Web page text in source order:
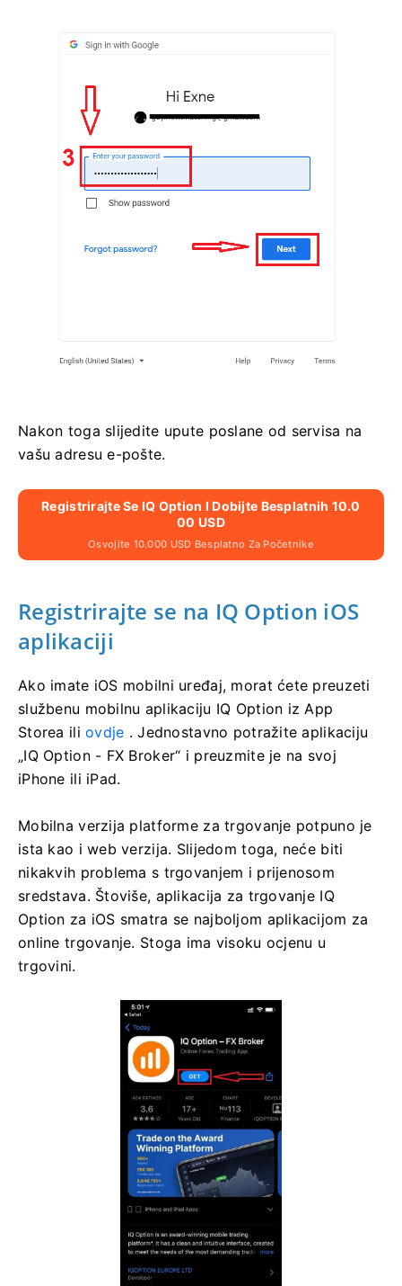
Nakon toga slijedite upute poslane od servisa na
vašu adresu e-pošte.
Registrirajte Se IQ Option I Dobijte Besplatnih 10.0
00 USD
Osvojite 10.000 USD Besplatno Za Početnike
Registrirajte se na IQ Option iOS
aplikaciji
Ako imate iOS mobilni uređaj, morat ćete preuzeti
službenu mobilnu aplikaciju IQ Option iz App
Storea iliovdje . Jednostavno potražite aplikaciju
„IQ Option - FX Broker“ i preuzmite je na svoj
iPhone ili iPad.
Mobilna verzija platforme za trgovanje potpuno je
ista kao i web verzija. Slijedom toga, neće biti
nikakvih problema s trgovanjem i prijenosom
sredstava. Štoviše, aplikacija za trgovanje IQ
Option za iOS smatra se najboljom aplikacijom za
online trgovanje. Stoga ima visoku ocjenu u
trgovini.